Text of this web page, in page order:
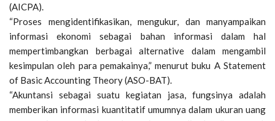
(AICPA).
“Proses mengidentifikasikan, mengukur, dan manyampaikan
informasi ekonomi sebagai bahan informasi dalam hal
mempertimbangkan berbagai alternative dalam mengambil
kesimpulan oleh para pemakainya,” menurut buku A Statement
of Basic Accounting Theory (ASO-BAT).
“Akuntansi sebagai suatu kegiatan jasa, fungsinya adalah
memberikan informasi kuantitatif umumnya dalam ukuran uang